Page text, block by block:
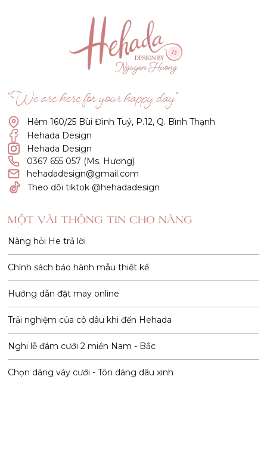
“We are here for your happy day”
Hẻm 160/25 Bùi Đình Tuý, P.12, Q. Bình Thạnh
Hehada Design
Hehada Design
0367 655 057 (Ms. Hương)
hehadadesign@gmail.com
Theo dõi tiktok @hehadadesign
MỘT VÀI THÔNG TIN CHO NÀNG
Nàng hỏi He trả lời
Chính sách bảo hành mẫu thiết kế
Hướng dẫn đặt may online
Trải nghiệm của cô dâu khi đến Hehada
Nghi lễ đám cưới 2 miền Nam - Bắc
Chọn dáng váy cưới - Tôn dáng dâu xinh